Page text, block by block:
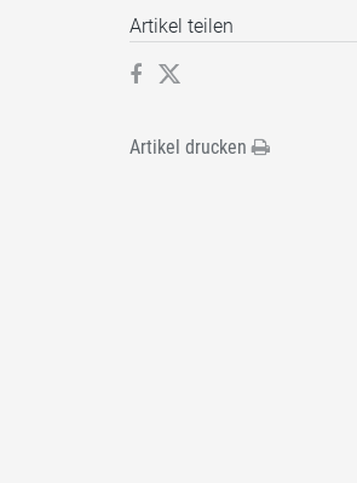
Artikel teilen
Artikel drucken